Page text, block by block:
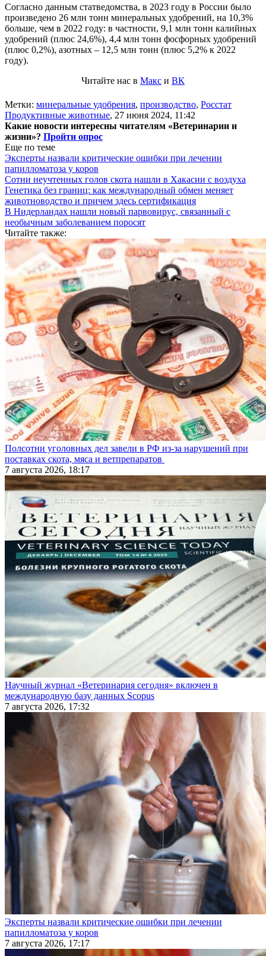
Согласно данным статведомства, в 2023 году в России было
произведено 26 млн тонн минеральных удобрений, на 10,3%
больше, чем в 2022 году: в частности, 9,1 млн тонн калийных
удобрений (плюс 24,6%), 4,4 млн тонн фосфорных удобрений
(плюс 0,2%), азотных – 12,5 млн тонн (плюс 5,2% к 2022
году).
Читайте нас в Макс и ВК
Метки: минеральные удобрения, производство, Росстат
Продуктивные животные, 27 июня 2024, 11:42
Какие новости интересны читателям «Ветеринарии и
жизни»? Пройти опрос
Еще по теме
Эксперты назвали критические ошибки при лечении
папилломатоза у коров
Сотни неучтенных голов скота нашли в Хакасии с воздуха
Генетика без границ: как международный обмен меняет
животноводство и причем здесь сертификация
В Нидерландах нашли новый парвовирус, связанный с
необычным заболеванием поросят
Читайте также:
Полсотни уголовных дел завели в РФ из-за нарушений при
поставках скота, мяса и ветпрепаратов
7 августа 2026, 18:17
Научный журнал «Ветеринария сегодня» включен в
международную базу данных Scopus
7 августа 2026, 17:32
Эксперты назвали критические ошибки при лечении
папилломатоза у коров
7 августа 2026, 17:17